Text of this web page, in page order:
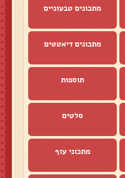
מתכונים טבעוניים
מתכונים דיאטטים
תוספות
סלטים
מתכוני עוף